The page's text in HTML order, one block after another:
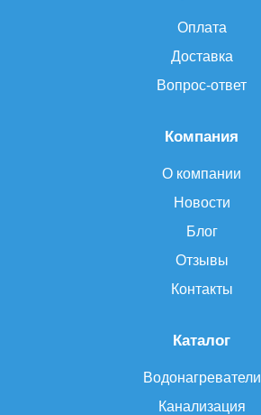
Каталог
Водонагреватели
Канализация
Компания
О компании
Новости
Блог
Отзывы
Контакты
Оплата
Доставка
Вопрос-ответ